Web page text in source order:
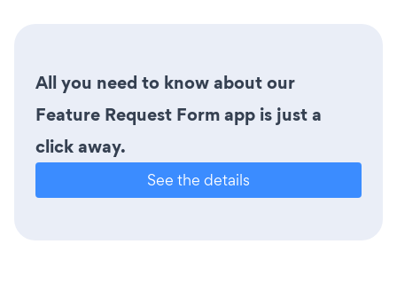
All you need to know about our
Feature Request Form app is just a
click away.
See the details